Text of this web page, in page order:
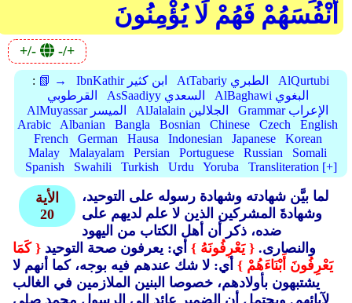
أَنْفُسَهُمْ فَهُمْ لَا يُؤْمِنُونَ
+/- -/+
: 📗 → IbnKathir ابن كثير AtTabariy الطبري
AlQurtubi
القرطوبي
AsSaadiyy السعدي
AlBaghawi البغوي
AlMuyassar الميسر
AlJalalain الجلالين
Grammar الإعراب
Arabic
Albanian Bangla Bosnian Chinese Czech
English
French
German Hausa Indonesian Japanese
Korean
Malay
Malayalam Persian Portuguese Russian
Somali
Spanish
Swahili Turkish Urdu Yoruba Transliteration [+]
الأية
20
لما بيَّن شهادته وشهادة رسوله على التوحيد،
وشهادةَ المشركين الذين لا علم لديهم على
ضده، ذكر أن أهل الكتاب من اليهود
والنصارى. { يَعْرِفُونَهُ } أي: يعرفون صحة التوحيد { كَمَا
يَعْرِفُونَ أَبْنَاءَهُمْ } أي: لا شك عندهم فيه بوجه، كما أنهم لا
يشتبهون بأولادهم، خصوصا البنين الملازمين في الغالب
لآبائهم. ويحتمل أن الضمير عائد إلى الرسول محمد صلى